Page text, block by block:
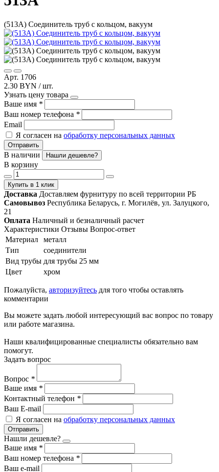
(513А) Соединитель труб с кольцом, вакуум
Арт. 1706
2.30 BYN / шт.
Узнать цену товара
Ваше имя *
Ваш номер телефона *
Email
Я согласен на обработку персональных данных
Отправить
В наличии Нашли дешевле?
В корзину
Купить в 1 клик
Доставка Доставляем фурнитуру по всей территории РБ
Самовывоз Республика Беларусь, г. Могилёв, ул. Залуцкого,
21
Оплата Наличный и безналичный расчет
Характеристики Отзывы Вопрос-ответ
Материал
металл
Тип
соединители
Вид трубы для трубы 25 мм
Цвет
хром
Пожалуйста, авторизуйтесь для того чтобы оставлять
комментарии
Вы можете задать любой интересующий вас вопрос по товару
или работе магазина.
Наши квалифицированные специалисты обязательно вам
помогут.
Задать вопрос
Вопрос *
Ваше имя *
Контактный телефон *
Ваш E-mail
Я согласен на обработку персональных данных
Отправить
Нашли дешевле?
Ваше имя *
Ваш номер телефона *
Ваш e-mail